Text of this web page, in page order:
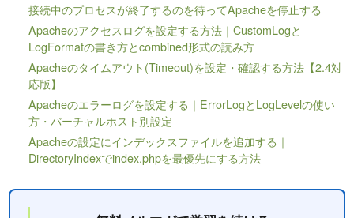
接続中のプロセスが終了するのを待ってApacheを停止する
Apacheのアクセスログを設定する方法｜CustomLogと
LogFormatの書き方とcombined形式の読み方
Apacheのタイムアウト(Timeout)を設定・確認する方法【2.4対
応版】
Apacheのエラーログを設定する｜ErrorLogとLogLevelの使い
方・バーチャルホスト別設定
Apacheの設定にインデックスファイルを追加する｜
DirectoryIndexでindex.phpを最優先にする方法